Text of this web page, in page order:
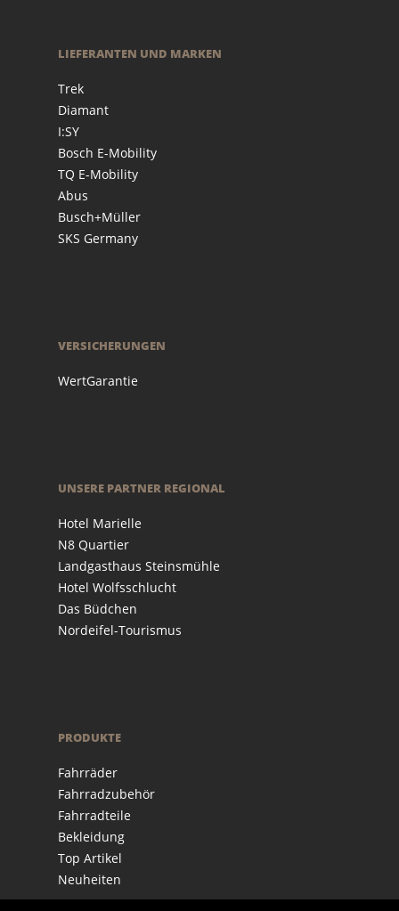
LIEFERANTEN UND MARKEN
Trek
Diamant
I:SY
Bosch E-Mobility
TQ E-Mobility
Abus
Busch+Müller
SKS Germany
VERSICHERUNGEN
WertGarantie
UNSERE PARTNER REGIONAL
Hotel Marielle
N8 Quartier
Landgasthaus Steinsmühle
Hotel Wolfsschlucht
Das Büdchen
Nordeifel-Tourismus
PRODUKTE
Fahrräder
Fahrradzubehör
Fahrradteile
Bekleidung
Top Artikel
Neuheiten